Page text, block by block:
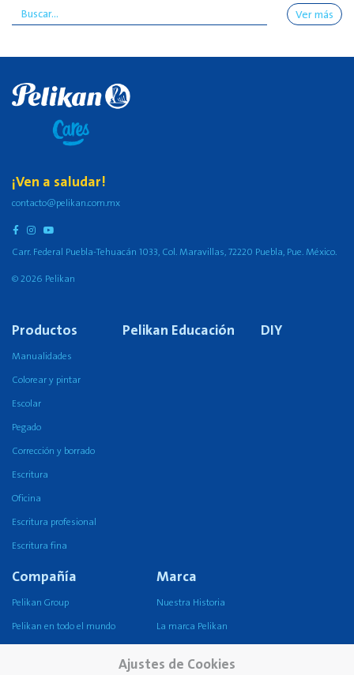
Ver más
¡Ven a saludar!
contacto@pelikan.com.mx
Carr. Federal Puebla-Tehuacán 1033, Col. Maravillas, 72220 Puebla, Pue. México.
© 2026 Pelikan
Productos
Manualidades
Colorear y pintar
Escolar
Pegado
Corrección y borrado
Escritura
Oficina
Escritura profesional
Escritura fina
Pelikan Educación DIY
Compañía
Pelikan Group
Pelikan en todo el mundo
Marca
Nuestra Historia
La marca Pelikan
Ajustes de Cookies